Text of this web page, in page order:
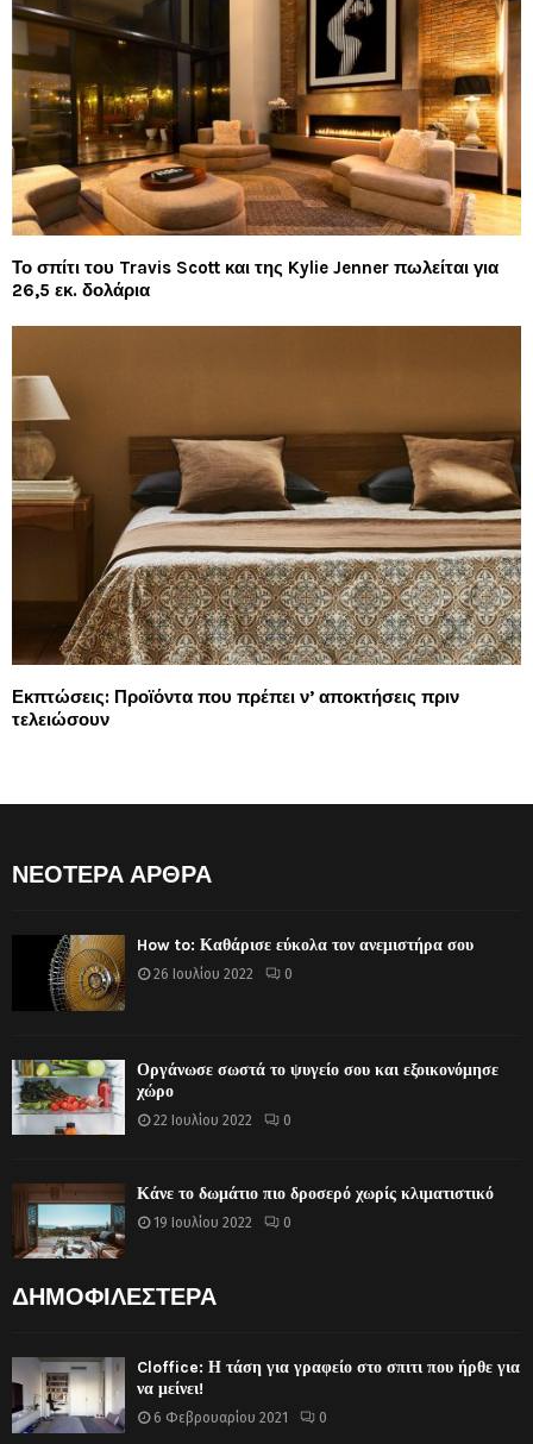
Το σπίτι του Travis Scott και της Kylie Jenner πωλείται για
26,5 εκ. δολάρια
Εκπτώσεις: Προϊόντα που πρέπει ν’ αποκτήσεις πριν
τελειώσουν
ΝΕΟΤΕΡΑ ΑΡΘΡΑ
How to: Καθάρισε εύκολα τον ανεμιστήρα σου
26 Ιουλίου 2022 0
Οργάνωσε σωστά το ψυγείο σου και εξοικονόμησε
χώρο
22 Ιουλίου 2022 0
Κάνε το δωμάτιο πιο δροσερό χωρίς κλιματιστικό
19 Ιουλίου 2022 0
ΔΗΜΟΦΙΛΕΣΤΕΡΑ
Cloffice: Η τάση για γραφείο στο σπιτι που ήρθε για
να μείνει!
6 Φεβρουαρίου 2021 0